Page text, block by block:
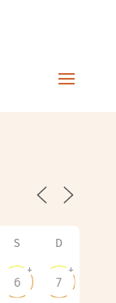
S D
6
+
7
+